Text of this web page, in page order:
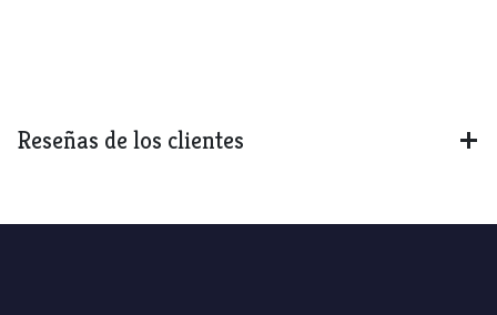
Reseñas de los clientes